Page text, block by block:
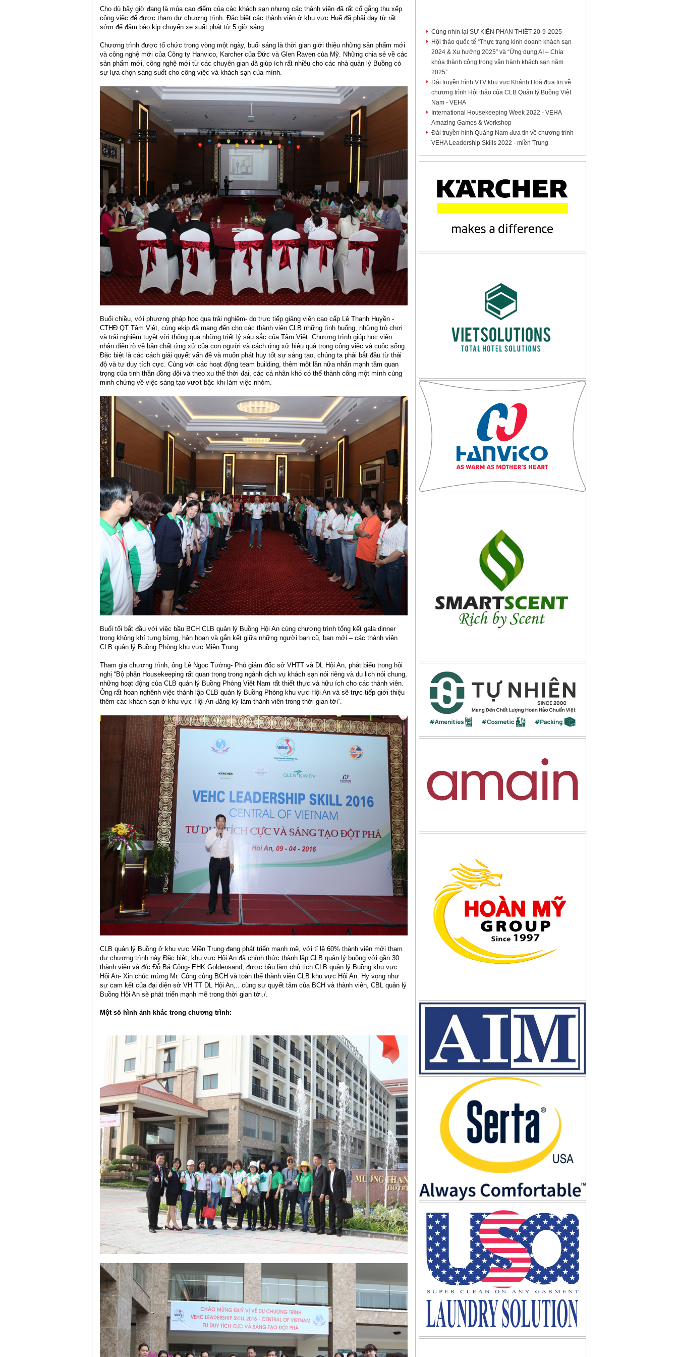
Cho dù bây giờ đang là mùa cao điểm của các khách sạn nhưng các thành viên đã rất cố gắng thu xếp
công việc để được tham dự chương trình. Đặc biệt các thành viên ở khu vực Huế đã phải dạy từ rất
sớm để đảm bảo kịp chuyến xe xuất phát từ 5 giờ sáng
Chương trình được tổ chức trong vòng một ngày, buổi sáng là thời gian giới thiệu những sản phẩm mới
và công nghệ mới của Công ty Hanvico, Karcher của Đức và Glen Raven của Mỹ. Những chia sẻ về các
sản phẩm mới, công nghệ mới từ các chuyên gian đã giúp ích rất nhiều cho các nhà quản lý Buồng có
sự lựa chọn sáng suốt cho công việc và khách sạn của mình.
Buổi chiều, với phương pháp học qua trải nghiệm- do trực tiếp giảng viên cao cấp Lê Thanh Huyền -
CTHĐ QT Tâm Việt, cùng ekip đã mang đến cho các thành viên CLB những tình huống, những trò chơi
và trải nghiệm tuyệt vời thông qua những triết lý sâu sắc của Tâm Việt. Chương trình giúp học viên
nhận diện rõ về bản chất ứng xử của con người và cách ứng xử hiệu quả trong công việc và cuộc sống.
Đặc biệt là các cách giải quyết vấn đề và muốn phát huy tốt sự sáng tạo, chúng ta phải bắt đầu từ thái
độ và tư duy tích cực. Cùng với các hoạt động team building, thêm một lần nữa nhấn mạnh tầm quan
trọng của tinh thần đồng đội và theo xu thế thời đại, các cá nhân khó có thể thành công một mình cùng
minh chứng về việc sáng tạo vượt bậc khi làm việc nhóm.
Buổi tối bắt đầu với việc bầu BCH CLB quản lý Buồng Hội An cùng chương trình tổng kết gala dinner
trong không khí tưng bừng, hân hoan và gắn kết giữa những người bạn cũ, bạn mới – các thành viên
CLB quản lý Buồng Phòng khu vực Miền Trung.
Tham gia chương trình, ông Lê Ngọc Tường- Phó giám đốc sở VHTT và DL Hội An, phát biểu trong hội
nghị “Bộ phận Housekeeping rất quan trọng trong ngành dịch vụ khách sạn nói riêng và du lịch nói chung,
những hoạt động của CLB quản lý Buồng Phòng Việt Nam rất thiết thực và hữu ích cho các thành viên.
Ông rất hoan nghênh việc thành lập CLB quản lý Buồng Phòng khu vực Hội An và sẽ trực tiếp giới thiệu
thêm các khách sạn ở khu vực Hội An đăng ký làm thành viên trong thời gian tới”.
CLB quản lý Buồng ở khu vực Miền Trung đang phát triển mạnh mẽ, với tỉ lệ 60% thành viên mới tham
dự chương trình này Đặc biệt, khu vực Hội An đã chính thức thành lập CLB quản lý buồng với gần 30
thành viên và đ/c Đỗ Bá Công- EHK Goldensand, được bầu làm chủ tịch CLB quản lý Buồng khu vực
Hội An- Xin chúc mừng Mr. Công cùng BCH và toàn thể thành viên CLB khu vực Hội An. Hy vọng như
sự cam kết của đại diện sở VH TT DL Hội An,.. cùng sự quyết tâm của BCH và thành viên, CBL quản lý
Buồng Hội An sẽ phát triển mạnh mẽ trong thời gian tới./.
Một số hình ảnh khác trong chương trình:
Cùng nhìn lại SỰ KIỆN PHAN THIẾT 20-9-2025
Hội thảo quốc tế “Thực trạng kinh doanh khách sạn
2024 & Xu hướng 2025” và “Ứng dụng AI – Chìa
khóa thành công trong vận hành khách sạn năm
2025”
Đài truyền hình VTV khu vực Khánh Hoà đưa tin về
chương trình Hội thảo của CLB Quản lý Buồng Việt
Nam - VEHA
International Housekeeping Week 2022 - VEHA
Amazing Games & Workshop
Đài truyền hình Quảng Nam đưa tin về chương trình
VEHA Leadership Skills 2022 - miền Trung